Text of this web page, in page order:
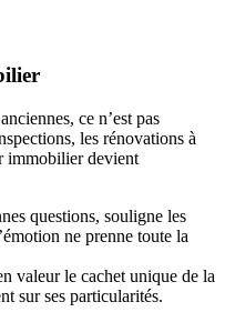
ce n’est pas
les rénovations à
immobilier devient
questions, souligne les
ne prenne toute la
valeur le cachet unique de la
sur ses particularités.